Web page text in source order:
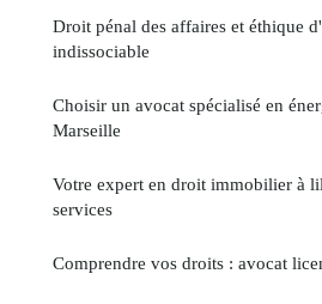
Droit pénal des affaires et éthique
indissociable
Choisir un avocat spécialisé en
Marseille
Votre expert en droit immobilier à
services
Comprendre vos droits : avocat